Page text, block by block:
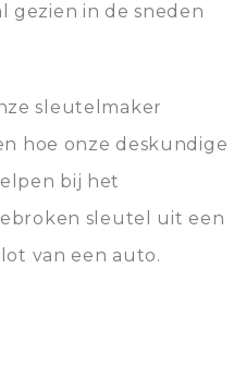
gezien in de sneden
sleutelmaker
hoe onze deskundige
bij het
sleutel uit een
van een auto.